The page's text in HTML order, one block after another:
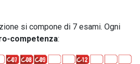
si compone di 7 esami. Ogni
competenza: